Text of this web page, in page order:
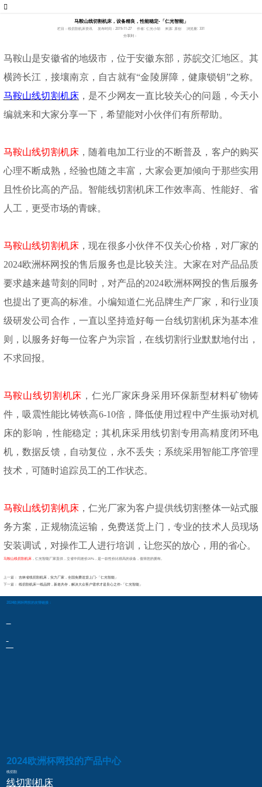
马鞍山线切割机床，设备精良，性能稳定-「仁光智能」
栏目：线切割机床资讯 发布时间：2019-11-27 作者: 仁光小胡 来源: 原创
浏览量: 331
分享到：
马鞍山是安徽省的地级市，位于安徽东部，苏皖交汇地区。其
横跨长江，接壤南京，自古就有“金陵屏障，健康锁钥”之称。
马鞍山线切割机床 ，是不少网友一直比较关心的问题，今天小
编就来和大家分享一下，希望能对小伙伴们有所帮助。
马鞍山线切割机床 ，随着电加工行业的不断普及，客户的购买
心理不断成熟，经验也随之丰富，大家会更加倾向于那些实用
且性价比高的产品。智能线切割机床工作效率高、性能好、省
人工，更受市场的青睐。
马鞍山线切割机床 ，现在很多小伙伴不仅关心价格，对厂家的
2024欧洲杯网投的售后服务也是比较关注。大家在对产品品质
要求越来越苛刻的同时，对产品的2024欧洲杯网投的售后服务
也提出了更高的标准。小编知道仁光品牌生产厂家，和行业顶
级研发公司合作，一直以坚持造好每一台线切割机床为基本准
则，以服务好每一位客户为宗旨，在线切割行业默默地付出，
不求回报。
马鞍山线切割机床 ，仁光厂家床身采用环保新型材料矿物铸
件，吸震性能比铸铁高6-10倍，降低使用过程中产生振动对机
床的影响，性能稳定；其机床采用线切割专用高精度闭环电
机，数据反馈，自动复位，永不丢失；系统采用智能工序管理
技术，可随时追踪员工的工作状态。
马鞍山线切割机床 ，仁光厂家为客户提供线切割整体一站式服
务方案，正规物流运输，免费送货上门，专业的技术人员现场
安装调试，对操作工人进行培训，让您买的放心，用的省心。
马鞍山线切割机床，仁光智能厂家直供，立省中间差价20%，是一款性价比很高的设备，值得您的拥有。
上一篇： 吉林省线切割机床，实力厂家，全国免费送货上门-「仁光智能」
下一篇： 线切割机床一线品牌，新老共存，解决大众客户需求才是良心之作-「仁光智能」
2024欧洲杯网投的友情链接：
2024欧洲杯网投的产品中心
线切割
线切割机床